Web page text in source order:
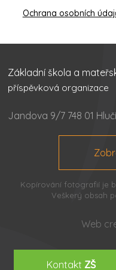
Ochrana osobních
Základní škola a
příspěvková organizace
Jandova 9/7 748 01
Kopírování fotografií je
Veškerý obsah
Web
Kontakt ZŠ